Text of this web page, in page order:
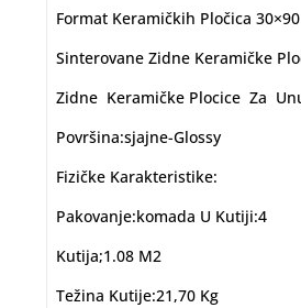
Format Keramičkih Pločica 30×90
Sinterovane Zidne Keramičke
Zidne Keramičke Plocice Za
Površina:sjajne-Glossy
Fizičke Karakteristike:
Pakovanje:komada U Kutiji:4
Kutija;1.08 M2
Težina Kutije:21,70 Kg